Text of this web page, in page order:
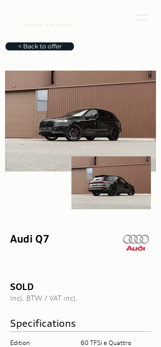
< Back to offer
Audi Q7
SOLD
Incl. BTW / VAT incl.
Specifications
Edition
60 TFSi e Quattro